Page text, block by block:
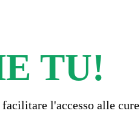
TU!
l'accesso alle cure